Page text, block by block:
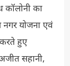
का
नगर योजना एवं
हुए
सहानी,